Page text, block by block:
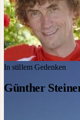
In stillem Gedenken
Günther